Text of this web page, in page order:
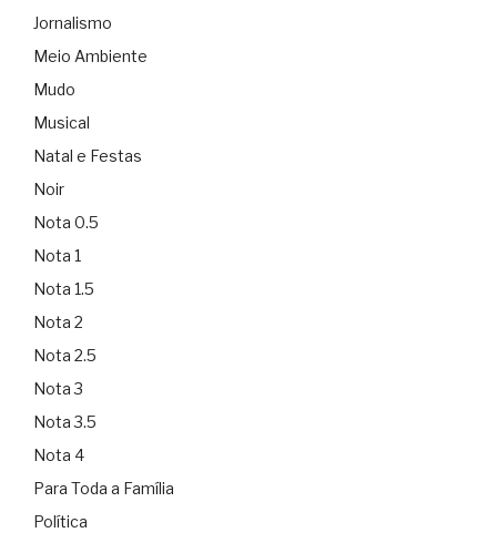
Jornalismo
Meio Ambiente
Mudo
Musical
Natal e Festas
Noir
Nota 0.5
Nota 1
Nota 1.5
Nota 2
Nota 2.5
Nota 3
Nota 3.5
Nota 4
Para Toda a Família
Política